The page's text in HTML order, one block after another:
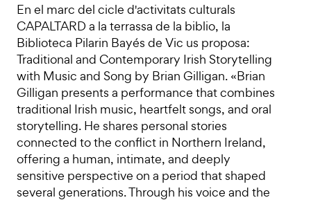
En el marc del cicle d'activitats culturals
CAPALTARD a la terrassa de la biblio, la
Biblioteca Pilarin Bayés de Vic us proposa:
Traditional and Contemporary Irish Storytelling
with Music and Song by Brian Gilligan. «Brian
Gilligan presents a performance that combines
traditional Irish music, heartfelt songs, and oral
storytelling. He shares personal stories
connected to the conflict in Northern Ireland,
offering a human, intimate, and deeply
sensitive perspective on a period that shaped
several generations. Through his voice and the